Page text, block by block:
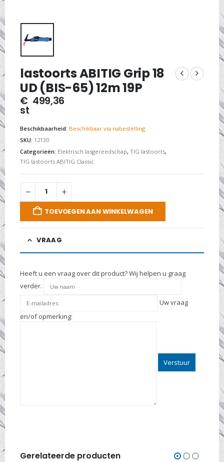
lastoorts ABITIG Grip 18
UD (BIS-65) 12m 19P
€ 499,36
st
Beschikbaarheid: Beschikbaar via nabestelling
SKU: 12130
Categorieën: Elektrisch lasgereedschap, TIG lastoorts,
TIG lastoorts ABITIG Classic
TOEVOEGEN AAN WINKELWAGEN
VRAAG
Heeft u een vraag over dit product? Wij helpen u graag
verder.
Uw vraag
en/of opmerking:
Gerelateerde producten